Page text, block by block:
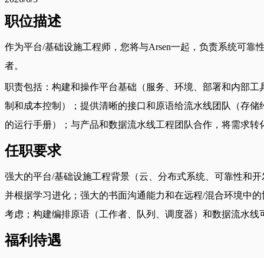
职位描述
作为平台/基础设施工程师，您将与Arsen一起，负责系统可
者。
职责包括：构建和操作平台基础（服务、环境、部署和内部
制和成本控制）；提供清晰的接口和原语给流水线团队（存
的运行手册）；与产品和数据流水线工程团队合作，将需求转
任职要求
强大的平台/基础设施工程背景（云、分布式系统、可靠性和
并根据学习进化；强大的书面沟通能力和在远程/混合环境中
考虑；构建编排原语（工作者、队列、调度器）和数据流水线
福利待遇